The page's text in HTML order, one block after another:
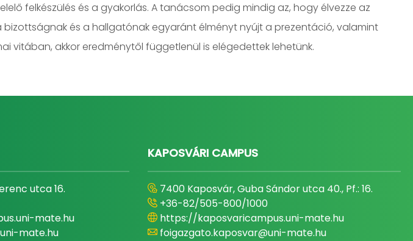
felkészülés és a gyakorlás. A tanácsom pedig mindig az, hogy élvezze az
bizottságnak és a hallgatónak egyaránt élményt nyújt a prezentáció, valamint
vitában, akkor eredménytől függetlenül is elégedettek lehetünk.
utca 16.
mate.hu
mate.hu
KAPOSVÁRI CAMPUS
7400 Kaposvár, Guba Sándor utca 40., Pf.: 16.
+36-82/505-800/1000
https://kaposvaricampus.uni-mate.hu
foigazgato.kaposvar@uni-mate.hu